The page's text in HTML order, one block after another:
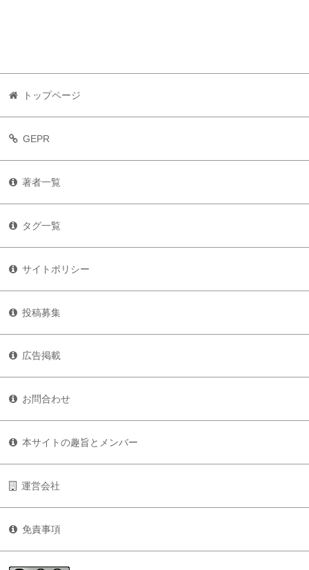
トップページ
GEPR
著者一覧
タグ一覧
サイトポリシー
投稿募集
広告掲載
お問合わせ
本サイトの趣旨とメンバー
運営会社
免責事項